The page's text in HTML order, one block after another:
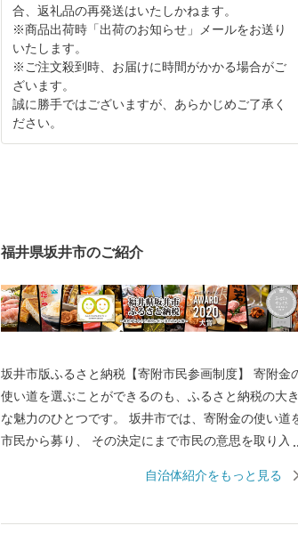
合、返礼品の再発送はいたしかねます。
※商品出荷時「出荷のお知らせ」メールをお送り
いたします。
※ご注文殺到時、お届けに時間がかかる場合がご
ざいます。
誠に勝手ではございますが、あらかじめご了承く
ださい。
福井県坂井市のご紹介
坂井市版ふるさと納税【寄附市民参画制度】 寄附金の
使い道を選ぶことができるのも、ふるさと納税の大き
な魅力のひとつです。 坂井市では、寄附金の使い道を
市民から募り、 その決定にまで市民の意思を取り入れ
礼品を選ぶときのように、ワクワクしながら寄附金の
自治体紹介をもっと見る